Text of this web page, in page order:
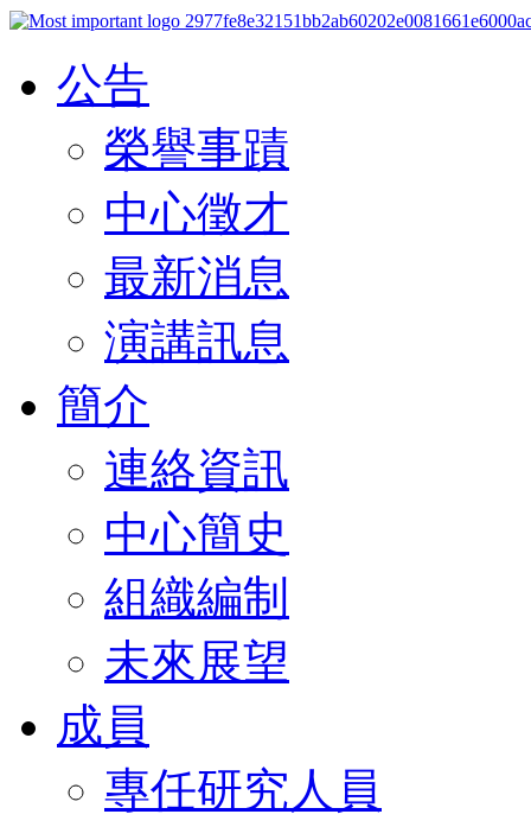
公告
榮譽事蹟
中心徵才
最新消息
演講訊息
簡介
連絡資訊
中心簡史
組織編制
未來展望
成員
專任研究人員